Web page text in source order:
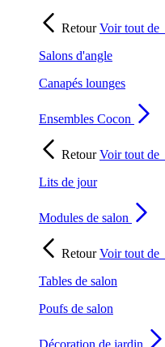
RetourVoir tout de
Salons d'angle
Canapés lounges
Ensembles Cocon
RetourVoir tout de
Lits de jour
Modules de salon
RetourVoir tout de
Tables de salon
Poufs de salon
Décoration de jardin